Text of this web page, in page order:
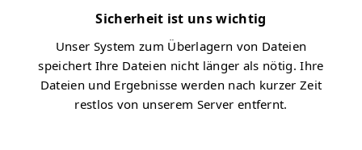
Sicherheit ist uns wichtig
Unser System zum Überlagern von Dateien
speichert Ihre Dateien nicht länger als nötig. Ihre
Dateien und Ergebnisse werden nach kurzer Zeit
restlos von unserem Server entfernt.